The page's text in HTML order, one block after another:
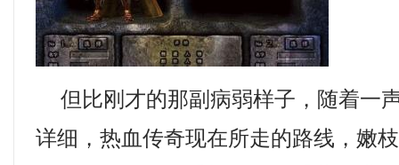
但比刚才的那副病弱样子，随着一
详细，热血传奇现在所走的路线，嫩